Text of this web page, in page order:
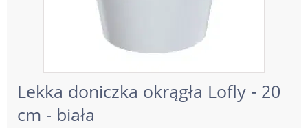
Lekka doniczka okrągła Lofly - 20
cm - biała